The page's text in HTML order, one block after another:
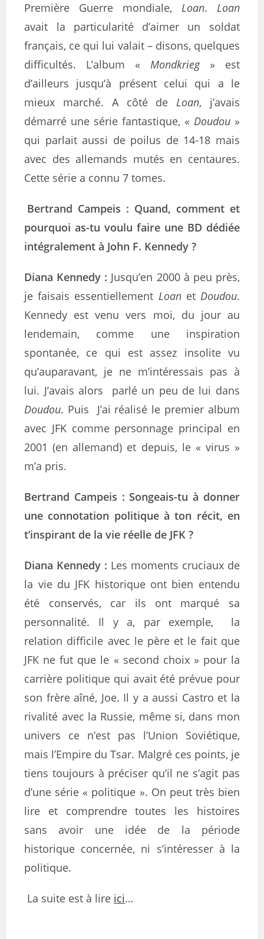
Première Guerre mondiale, Loan. Loan
avait la particularité d’aimer un soldat
français, ce qui lui valait – disons, quelques
difficultés. L’album « Mondkrieg» est
d’ailleurs jusqu’à présent celui qui a le
mieux marché. A côté deLoan, j’avais
démarré une série fantastique, « Doudou»
qui parlait aussi de poilus de 14-18 mais
avec des allemands mutés en centaures.
Cette série a connu 7 tomes.
Bertrand Campeis : Quand, comment et
pourquoi as-tu voulu faire une BD dédiée
intégralement à John F. Kennedy ?
Diana Kennedy : Jusqu’en 2000 à peu près,
je faisais essentiellement Loanet Doudou.
Kennedy est venu vers moi, du jour au
lendemain, comme une inspiration
spontanée, ce qui est assez insolite vu
qu’auparavant, je ne m’intéressais pas à
lui. J’avais alors parlé un peu de lui dans
Doudou. Puis J’ai réalisé le premier album
avec JFK comme personnage principal en
2001 (en allemand) et depuis, le « virus »
m’a pris.
Bertrand Campeis : Songeais-tu à donner
une connotation politique à ton récit, en
t’inspirant de la vie réelle de JFK ?
Diana Kennedy : Les moments cruciaux de
la vie du JFK historique ont bien entendu
été conservés, car ils ont marqué sa
personnalité. Il y a, par exemple, la
relation difficile avec le père et le fait que
JFK ne fut que le « second choix » pour la
carrière politique qui avait été prévue pour
son frère aîné, Joe. Il y a aussi Castro et la
rivalité avec la Russie, même si, dans mon
univers ce n’est pas l’Union Soviétique,
mais l’Empire du Tsar. Malgré ces points, je
tiens toujours à préciser qu’il ne s’agit pas
d’une série « politique ». On peut très bien
lire et comprendre toutes les histoires
sans avoir une idée de la période
historique concernée, ni s’intéresser à la
politique.
La suite est à lire ici…